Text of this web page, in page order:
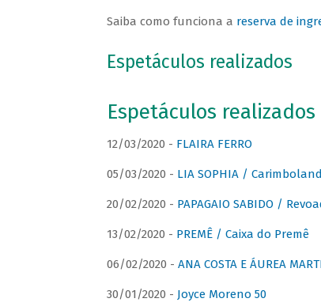
Saiba como funciona a reserva de
Espetáculos realizados
Espetáculos realizados
12/03/2020 - FLAIRA FERRO
05/03/2020 - LIA SOPHIA /
20/02/2020 - PAPAGAIO SABIDO /
13/02/2020 - PREMÊ / Caixa do Premê
06/02/2020 - ANA COSTA E ÁUREA
30/01/2020 - Joyce Moreno 50